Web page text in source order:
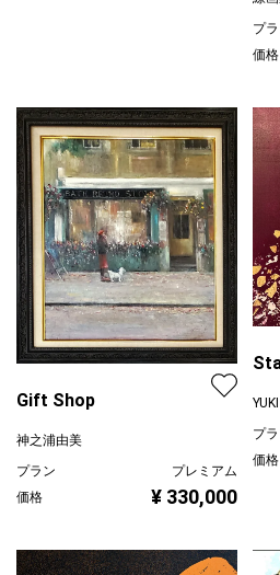
プ
価格
Gift Shop
神之浦由美
プラン
プレミアム
価格
¥ 330,000
YUKI
プ
価格